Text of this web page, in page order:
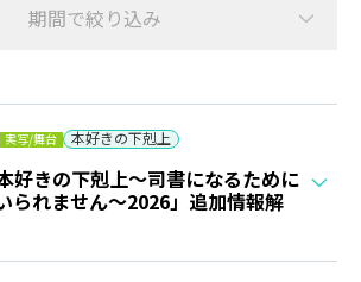
期間で絞り込み
実写/舞台 本好きの下剋上
好きの下剋上～司書になるために
られません～2026」追加情報解